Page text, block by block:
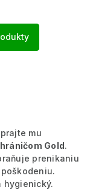
mu
Gold.
prenikaniu
hygienický.